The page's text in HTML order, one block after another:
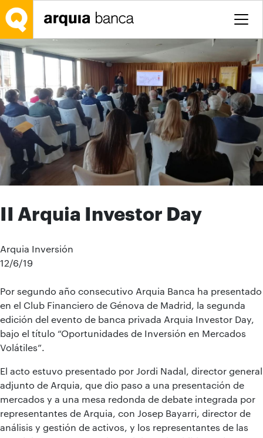
Saltar al contenido principal
II Arquia Investor Day
Arquia Inversión
12/6/19
Por segundo año consecutivo Arquia Banca ha presentado
en el Club Financiero de Génova de Madrid, la segunda
edición del evento de banca privada Arquia Investor Day,
bajo el título “Oportunidades de Inversión en Mercados
Volátiles”.
El acto estuvo presentado por Jordi Nadal, director general
adjunto de Arquia, que dio paso a una presentación de
mercados y a una mesa redonda de debate integrada por
representantes de Arquia, con Josep Bayarri, director de
análisis y gestión de activos, y los representantes de las